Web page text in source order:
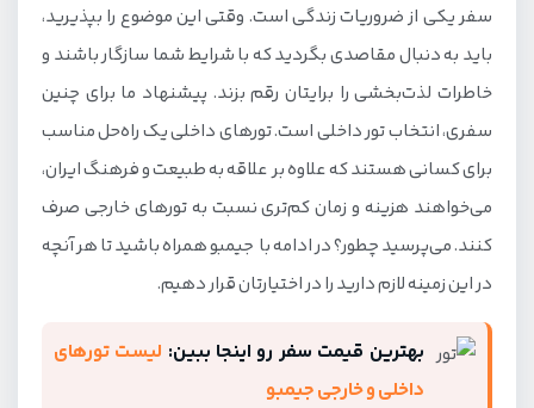
سفر یکی از ضروریات زندگی است. وقتی این موضوع را بپذیرید،
باید به دنبال مقاصدی بگردید که با شرایط شما سازگار باشند و
خاطرات لذت‌بخشی را برایتان رقم بزند. پیشنهاد ما برای چنین
سفری، انتخاب تور داخلی است. تورهای داخلی یک راه‌حل مناسب
برای کسانی هستند که علاوه بر علاقه به طبیعت و فرهنگ ایران،
می‌خواهند هزینه و زمان کم‌تری نسبت به تورهای خارجی صرف
کنند. می‌پرسید چطور؟ در ادامه با جیمبو همراه باشید تا هر آنچه
در این زمینه لازم دارید را در اختیارتان قرار دهیم.
بهترین قیمت سفر رو اینجا ببین: لیست تورهای
داخلی و خارجی جیمبو